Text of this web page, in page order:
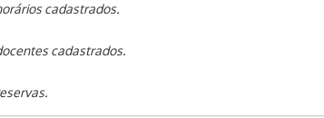
cadastrados.
cadastrados.